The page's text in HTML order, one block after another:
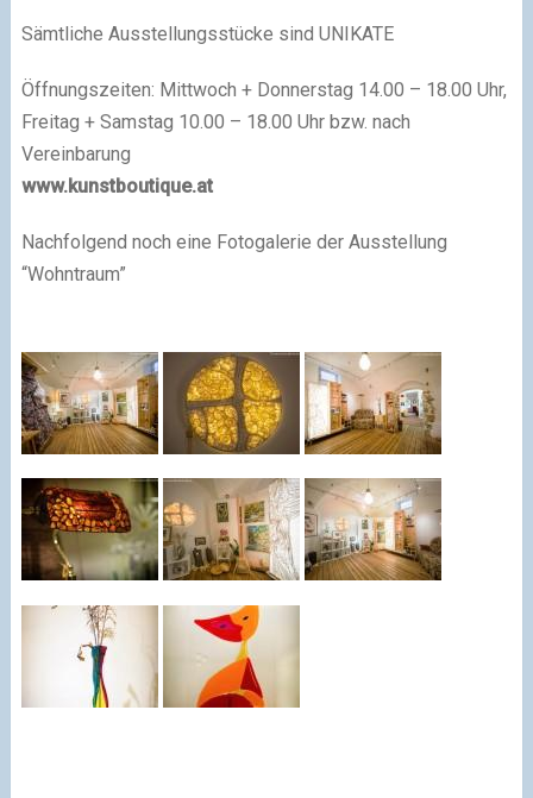
Sämtliche Ausstellungsstücke sind UNIKATE
Öffnungszeiten: Mittwoch + Donnerstag 14.00 – 18.00 Uhr,
Freitag + Samstag 10.00 – 18.00 Uhr bzw. nach
Vereinbarung
www.kunstboutique.at
Nachfolgend noch eine Fotogalerie der Ausstellung
“Wohntraum”